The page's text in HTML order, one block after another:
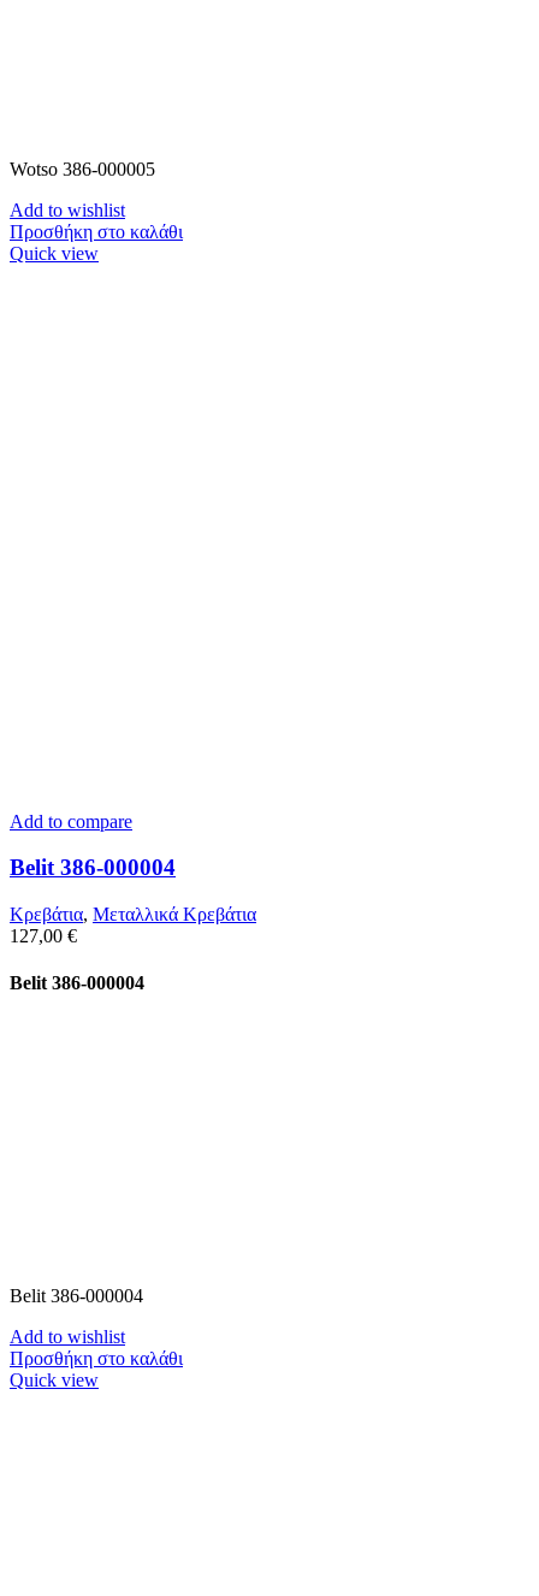
Wotso 386-000005
Add to wishlist
Προσθήκη στο καλάθι
Quick view
Add to compare
Belit 386-000004
Κρεβάτια, Μεταλλικά Κρεβάτια
127,00 €
Belit 386-000004
Belit 386-000004
Add to wishlist
Προσθήκη στο καλάθι
Quick view